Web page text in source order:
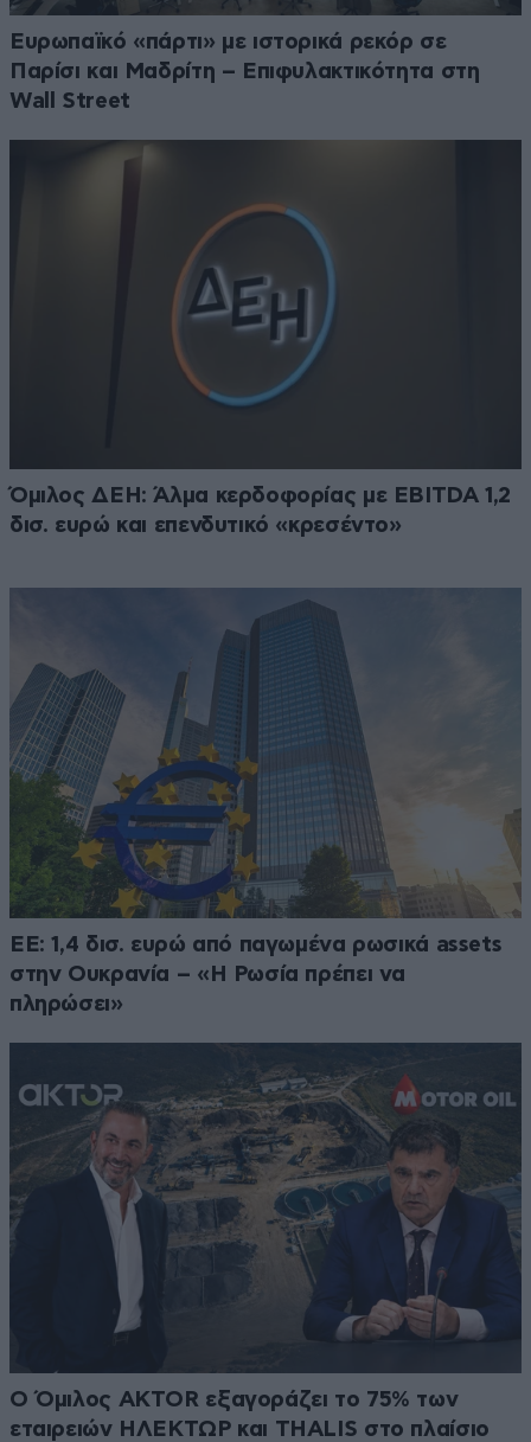
Ευρωπαϊκό «πάρτι» με ιστορικά ρεκόρ σε
Παρίσι και Μαδρίτη – Επιφυλακτικότητα στη
Wall Street
Όμιλος ΔΕΗ: Άλμα κερδοφορίας με EBITDA 1,2
δισ. ευρώ και επενδυτικό «κρεσέντο»
ΕΕ: 1,4 δισ. ευρώ από παγωμένα ρωσικά assets
στην Ουκρανία – «Η Ρωσία πρέπει να
πληρώσει»
Ο Όμιλος AKTOR εξαγοράζει το 75% των
εταιρειών ΗΛΕΚΤΩΡ και THALIS στο πλαίσιο